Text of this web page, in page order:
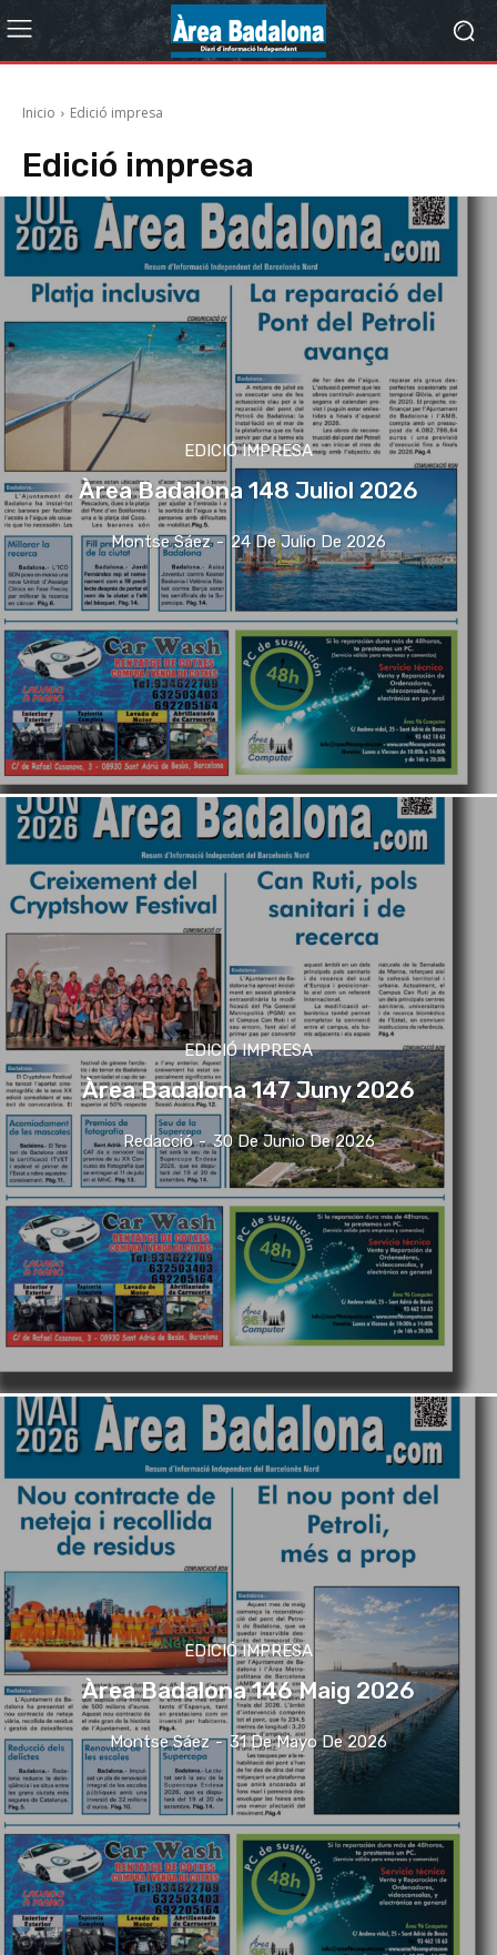
Inicio Edició impresa
Edició impresa
EDICIÓ IMPRESA
Àrea Badalona 148 Juliol 2026
Montse Sáez - 24 De Julio De 2026
EDICIÓ IMPRESA
Àrea Badalona 147 Juny 2026
Redacció - 30 De Junio De 2026
EDICIÓ IMPRESA
Àrea Badalona 146 Maig 2026
Montse Sáez - 31 De Mayo De 2026